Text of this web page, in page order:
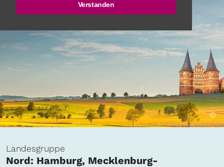
Verstanden
©
Landesgruppe
Nord: Hamburg, Mecklenburg-